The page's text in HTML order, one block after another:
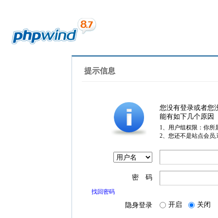
提示信息
您没有登录或者您
能有如下几个原因
1、用户组权限：你所
2、您还不是站点会员
密 码
找回密码
隐身登录 开启 关闭